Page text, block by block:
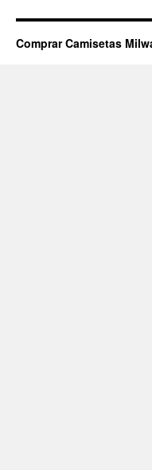
Comprar Camisetas